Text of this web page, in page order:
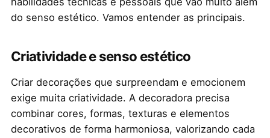
do senso estético. Vamos entender as principais.
Criatividade e senso estético
Criar decorações que surpreendam e emocionem
exige muita criatividade. A decoradora precisa
combinar cores, formas, texturas e elementos
decorativos de forma harmoniosa, valorizando cada